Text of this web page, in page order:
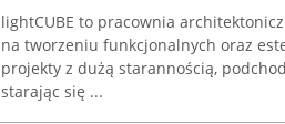
lightCUBE to pracownia
na tworzeniu funkcjonalnych oraz
projekty z dużą starannością,
starając się ...